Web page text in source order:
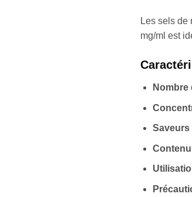
Les sels de
mg/ml est
Nombre
Saveurs